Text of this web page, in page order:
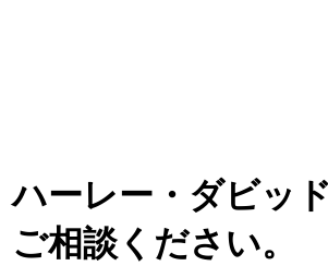
ハーレー・ダビッ
ご相談ください。